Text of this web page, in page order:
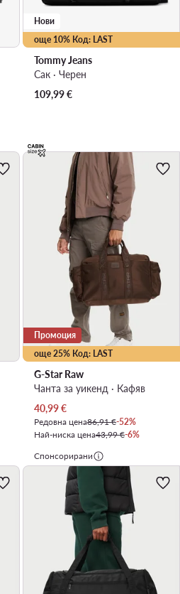
още 10% Код: LAST
Нови
Tommy Jeans
Сак · Черен
109,99€
още 25% Код: LAST
Промоция
G-Star Raw
Чанта за уикенд · Кафяв
Актуална цена
40,99€
Редовна цена86,91 €-52%
Най-ниска цена43,99 €-6%
Спонсорирани